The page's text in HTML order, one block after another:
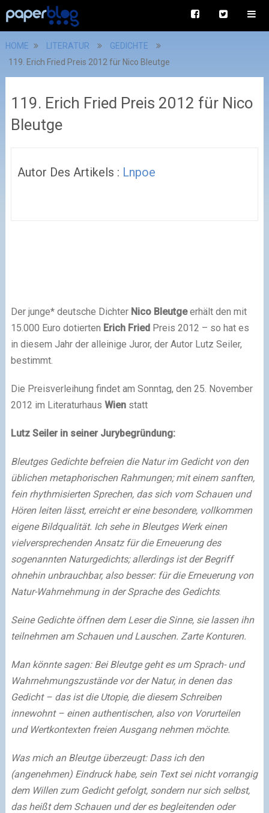
HOME LITERATUR
GEDICHTE
119. Erich Fried Preis 2012 für Nico Bleutge
119. Erich Fried Preis 2012 für Nico
Bleutge
Autor Des Artikels : Lnpoe
Der junge* deutsche Dichter Nico Bleutgeerhält den mit
15.000 Euro dotierten Erich FriedPreis 2012 – so hat es
in diesem Jahr der alleinige Juror, der Autor Lutz Seiler,
bestimmt.
Die Preisverleihung findet am Sonntag, den 25. November
2012 im Literaturhaus Wienstatt
Lutz Seiler in seiner Jurybegründung:
Bleutges Gedichte befreien die Natur im Gedicht von den
üblichen metaphorischen Rahmungen; mit einem sanften,
fein rhythmisierten Sprechen, das sich vom Schauen und
Hören leiten lässt, erreicht er eine besondere, vollkommen
eigene Bildqualität. Ich sehe in Bleutges Werk einen
vielversprechenden Ansatz für die Erneuerung des
sogenannten Naturgedichts; allerdings ist der Begriff
ohnehin unbrauchbar, also besser: für die Erneuerung von
Natur-Wahrnehmung in der Sprache des Gedichts.
Seine Gedichte öffnen dem Leser die Sinne, sie lassen ihn
teilnehmen am Schauen und Lauschen. Zarte Konturen.
Man könnte sagen: Bei Bleutge geht es um Sprach- und
Wahrnehmungszustände vor der Natur, in denen das
Gedicht – das ist die Utopie, die diesem Schreiben
innewohnt – einen authentischen, also von Vorurteilen
und Wertkontexten freien Ausgang nehmen möchte.
Was mich an Bleutge überzeugt: Dass ich den
(angenehmen) Eindruck habe, sein Text sei nicht vorrangig
dem Willen zum Gedicht gefolgt, sondern nur sich selbst,
das heißt dem Schauen und der es begleitenden oder